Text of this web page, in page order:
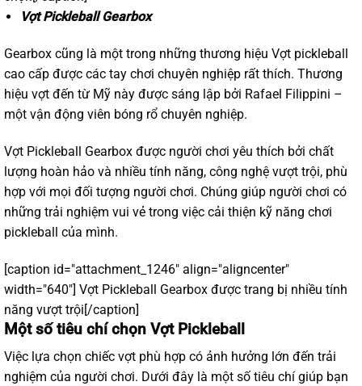
Vợt Pickleball Gearbox
Gearbox cũng là một trong những thương hiệu Vợt pickleball
cao cấp được các tay chơi chuyên nghiệp rất thích. Thương
hiệu vợt đến từ Mỹ này được sáng lập bởi Rafael Filippini –
một vận động viên bóng rổ chuyên nghiệp.
Vợt Pickleball Gearbox được người chơi yêu thích bởi chất
lượng hoàn hảo và nhiều tính năng, công nghệ vượt trội, phù
hợp với mọi đối tượng người chơi. Chúng giúp người chơi có
những trải nghiệm vui vẻ trong việc cải thiện kỹ năng chơi
pickleball của mình.
[caption id="attachment_1246" align="aligncenter"
width="640"] Vợt Pickleball Gearbox được trang bị nhiều tính
năng vượt trội[/caption]
Một số tiêu chí chọn Vợt Pickleball
Việc lựa chọn chiếc vợt phù hợp có ảnh hưởng lớn đến trải
nghiệm của người chơi. Dưới đây là một số tiêu chí giúp bạn